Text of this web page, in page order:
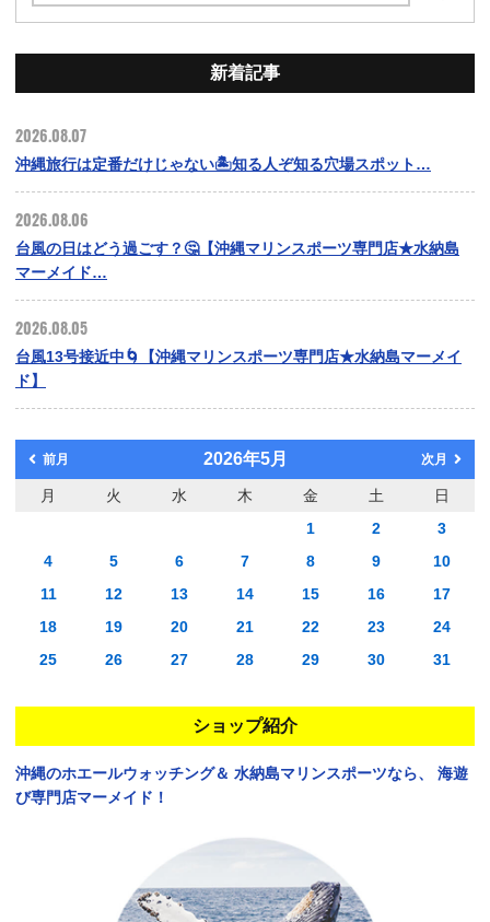
新着記事
2026.08.07
沖縄旅行は定番だけじゃない🏝️知る人ぞ知る穴場スポット…
2026.08.06
台風の日はどう過ごす？🤔【沖縄マリンスポーツ専門店★水納島
マーメイド…
2026.08.05
台風13号接近中🌀【沖縄マリンスポーツ専門店★水納島マーメイ
ド】
前月 2026年5月 次月
月 火 水 木 金 土
日
1
2
3
4
5 6 7 8 9
10
11
12 13 14 15 16
17
18
19 20 21 22 23
24
25
26 27 28 29 30 31
ショップ紹介
沖縄のホエールウォッチング＆ 水納島マリンスポーツなら、
海遊
び専門店マーメイド！